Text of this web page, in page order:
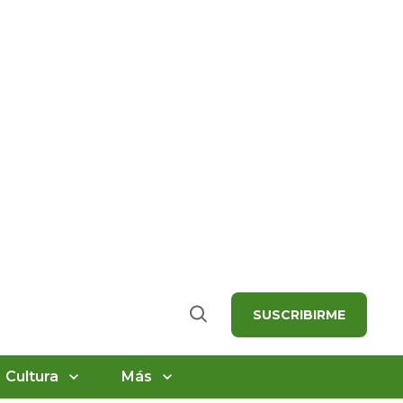
Buscar SUSCRIBIRME
Cultura Más